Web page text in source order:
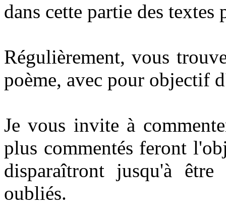
dans cette partie des
Régulièrement, vous
poème, avec pour objectif
Je vous invite à
plus commentés feront
disparaîtront jusqu'à
oubliés.